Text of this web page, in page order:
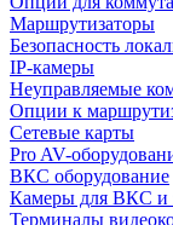
Маршрутизаторы
Безопасность
IP-камеры
Неуправляемые
Опции к
Сетевые карты
Pro AV-
ВКС оборудование
Камеры для ВКС и
Терминалы